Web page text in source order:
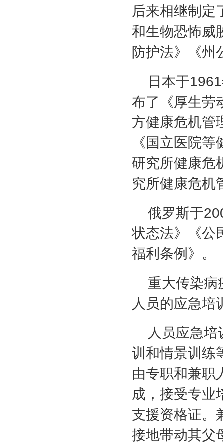
后来相继制定
和生物恐怖威
防护法》《州
日本于1961
布了《厚生劳
方健康危机管
《国立医院
研究所健康危
究所健康危机
俄罗斯于
状态法》《公
福利条例》。
重大传染病
人员的应急培
人员应急
训和情景训练
由专职和兼职
成，接受专业
支援资格证。
接地带动其父